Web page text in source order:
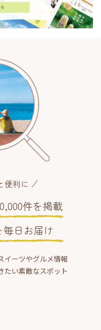
便利に
件を掲載
日お届け
イーツやグルメ情報
たい素敵なスポット